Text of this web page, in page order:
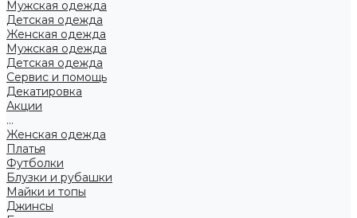
Мужская одежда
Детская одежда
Женская одежда
Мужская одежда
Детская одежда
Сервис и помощь
Декатировка
Акции
...
Женская одежда
Платья
Футболки
Блузки и рубашки
Майки и топы
Джинсы